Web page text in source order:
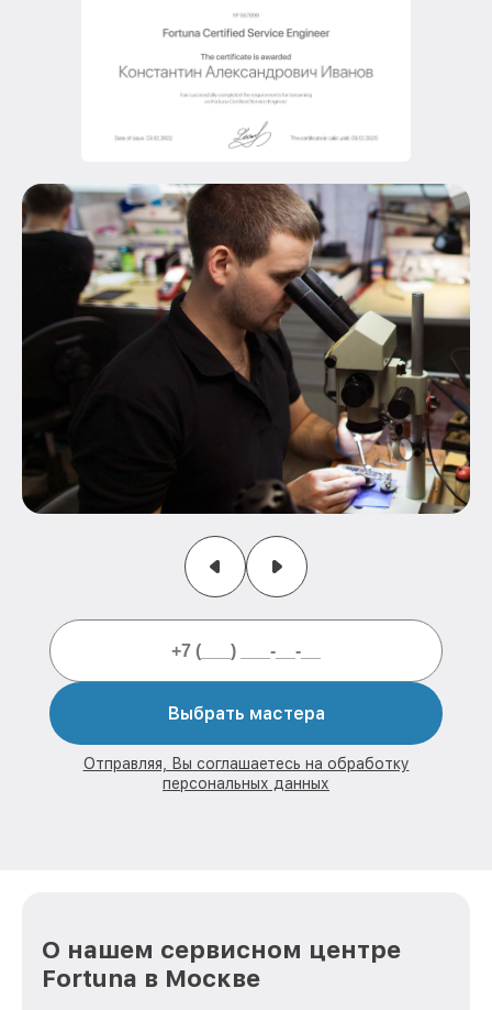
Выбрать мастера
Отправляя, Вы соглашаетесь на обработку
персональных данных
О нашем сервисном центре
Fortuna в Москве